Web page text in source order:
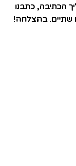
הכתיבה, כתבנו
שתיים. בהצלחה!